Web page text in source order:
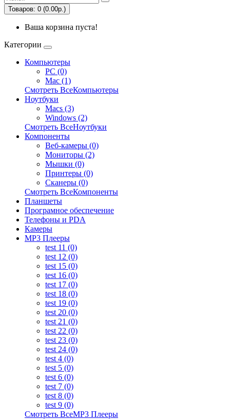
Товаров: 0 (0.00р.)
Ваша корзина пуста!
Категории
Компьютеры
PC (0)
Mac (1)
Смотреть ВсеКомпьютеры
Ноутбуки
Macs (3)
Windows (2)
Смотреть ВсеНоутбуки
Компоненты
Веб-камеры (0)
Мониторы (2)
Мышки (0)
Принтеры (0)
Сканеры (0)
Смотреть ВсеКомпоненты
Планшеты
Програмное обеспечение
Телефоны и PDA
Камеры
MP3 Плееры
test 11 (0)
test 12 (0)
test 15 (0)
test 16 (0)
test 17 (0)
test 18 (0)
test 19 (0)
test 20 (0)
test 21 (0)
test 22 (0)
test 23 (0)
test 24 (0)
test 4 (0)
test 5 (0)
test 6 (0)
test 7 (0)
test 8 (0)
test 9 (0)
Смотреть ВсеMP3 Плееры